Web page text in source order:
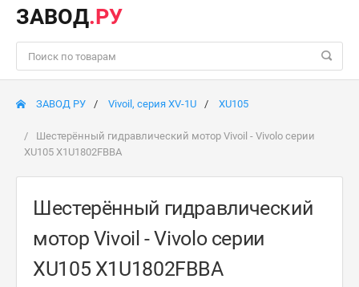
ЗАВОД.РУ
ЗАВОД РУ Vivoil, серия XV-1U XU105
Шестерённый гидравлический мотор Vivoil - Vivolo серии
XU105 X1U1802FBBA
Шестерённый гидравлический
мотор Vivoil - Vivolo серии
XU105 X1U1802FBBA